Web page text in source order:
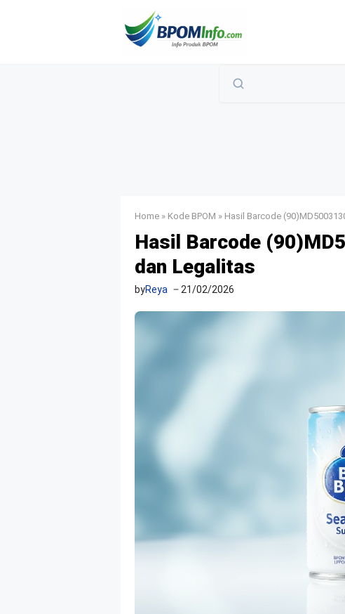
Home » Kode BPOM » Hasil Barcode
Hasil Barcode
dan Legalitas
byReya 21/02/2026